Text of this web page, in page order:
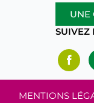
UNE
SUIVEZ
MENTIONS